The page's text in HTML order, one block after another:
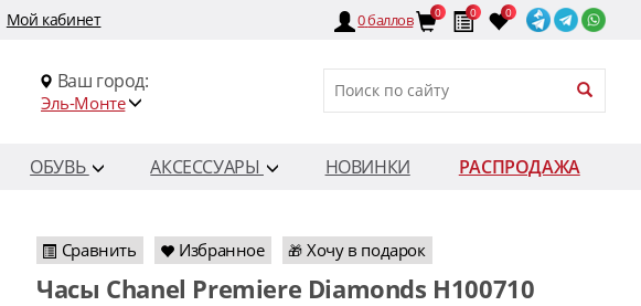
Мой кабинет 0баллов 0 0 0
Ваш город:
Эль-Монте
ОБУВЬ АКСЕССУАРЫ НОВИНКИ
РАСПРОДАЖА
Сравнить Избранное 🎁 Хочу в подарок
Часы Chanel Premiere Diamonds H100710